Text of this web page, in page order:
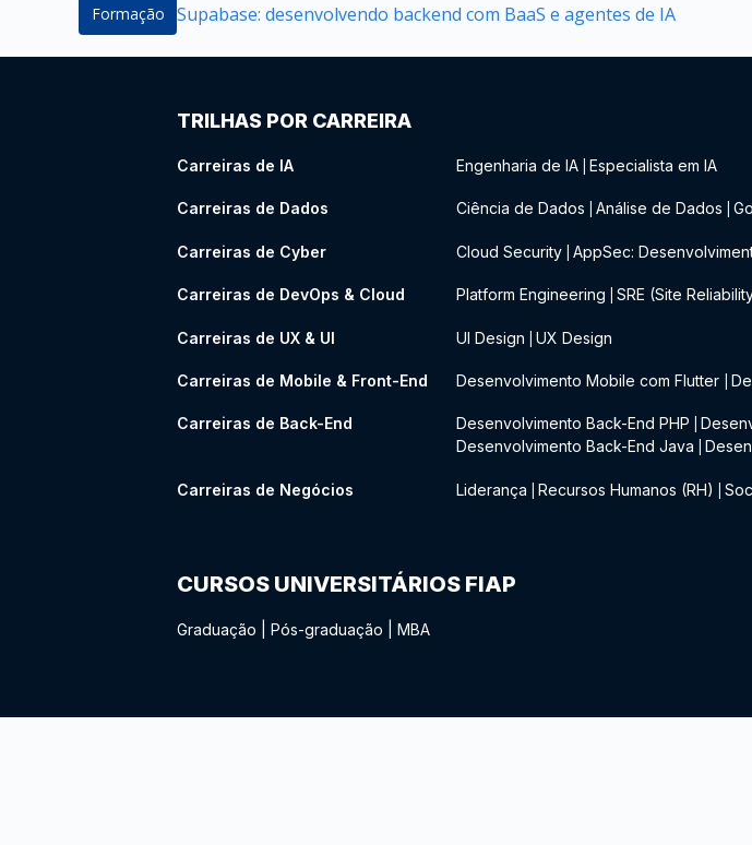
Formação Supabase: desenvolvendo backend com BaaS e agentes de IA
TRILHAS POR CARREIRA
Carreiras de IA Engenharia de IA Especialista em IA
Carreiras de Dados Ciência de Dados Análise de Dados
Carreiras de Cyber Cloud Security AppSec:
Carreiras de DevOps & Cloud Platform Engineering SRE (Site
Carreiras de UX & UI UI Design UX Design
Carreiras de Mobile & Front-End Desenvolvimento Mobile com Flutter
Carreiras de Back-End Desenvolvimento Back-End PHP
Desenvolvimento Back-End Java
Carreiras de Negócios Liderança Recursos Humanos (RH)
CURSOS UNIVERSITÁRIOS FIAP
Graduação Pós-graduação MBA